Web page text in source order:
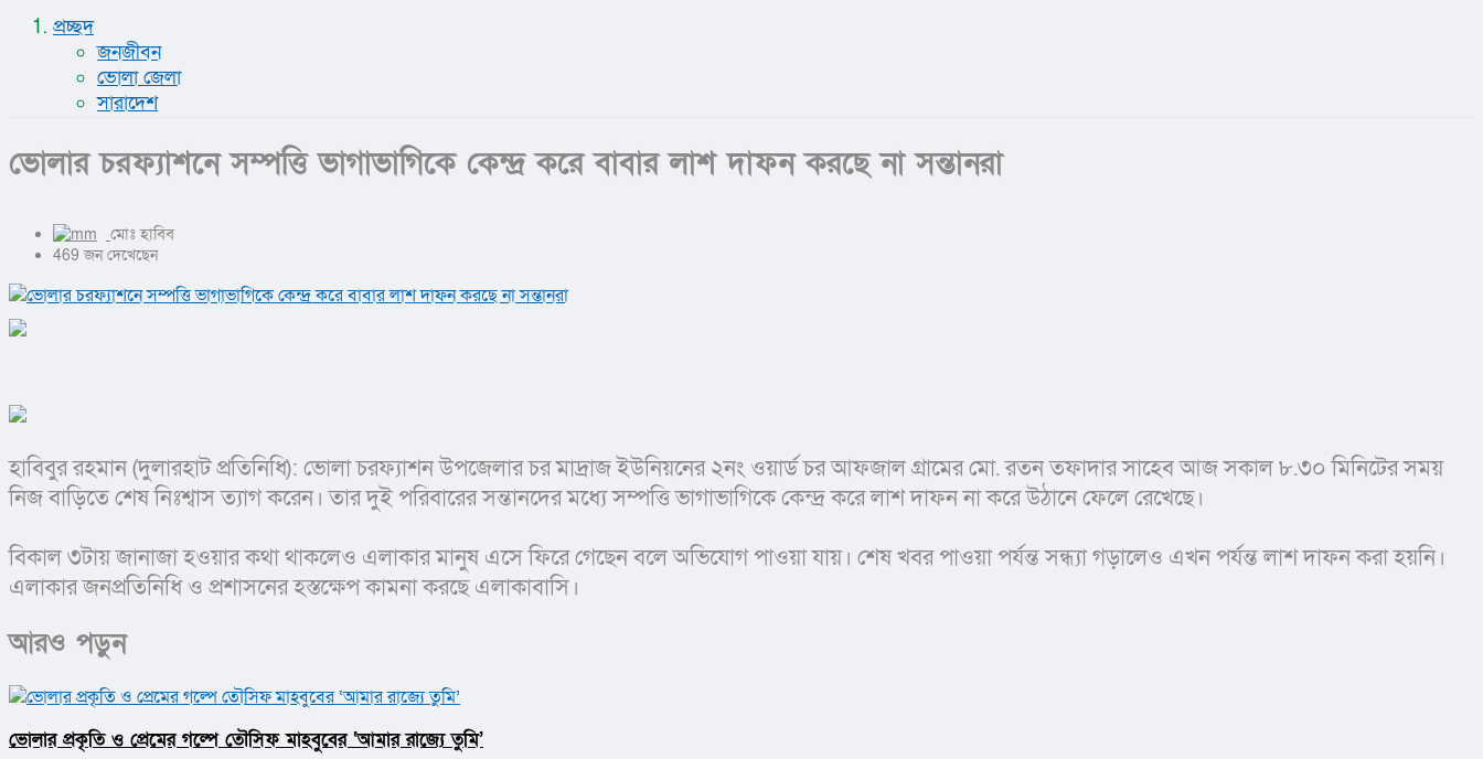
প্রচ্ছদ
জনজীবন
ভোলা জেলা
সারাদেশ
ভোলার চরফ্যাশনে সম্পত্তি ভাগাভাগিকে কেন্দ্র করে বাবার লাশ দাফন করছে না সন্তানরা
মোঃ হাবিব
469 জন দেখেছেন
হাবিবুর রহমান (দুলারহাট প্রতিনিধি): ভোলা চরফ্যাশন উপজেলার চর মাদ্রাজ ইউনিয়নের ২নং ওয়ার্ড চর আফজাল গ্রামের মো. রতন তফাদার সাহেব আজ সকাল ৮.৩০ মিনিটের সময়
নিজ বাড়িতে শেষ নিঃশ্বাস ত্যাগ করেন। তার দুই পরিবারের সন্তানদের মধ্যে সম্পত্তি ভাগাভাগিকে কেন্দ্র করে লাশ দাফন না করে উঠানে ফেলে রেখেছে।
বিকাল ৩টায় জানাজা হওয়ার কথা থাকলেও এলাকার মানুষ এসে ফিরে গেছেন বলে অভিযোগ পাওয়া যায়। শেষ খবর পাওয়া পর্যন্ত সন্ধ্যা গড়ালেও এখন পর্যন্ত লাশ দাফন করা হয়নি।
এলাকার জনপ্রতিনিধি ও প্রশাসনের হস্তক্ষেপ কামনা করছে এলাকাবাসি।
আরও পড়ুন
ভোলার প্রকৃতি ও প্রেমের গল্পে তৌসিফ মাহবুবের ‘আমার রাজ্যে তুমি’